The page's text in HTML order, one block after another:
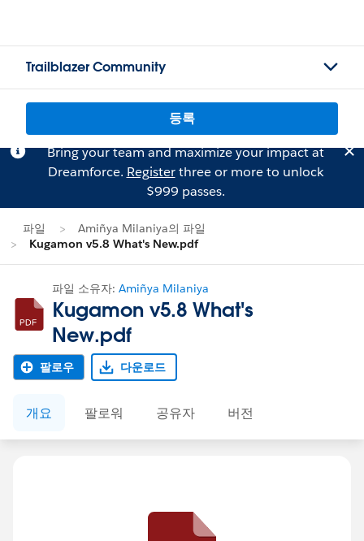
Trailblazer Community
등록
Bring your team and maximize your impact at
Dreamforce. Registerthree or more to unlock
$999 passes.
파일
Amiñya Milaniya의 파일
Kugamon v5.8 What's New.pdf
파일 소유자: Amiñya Milaniya
Kugamon v5.8 What's
New.pdf
팔로우 다운로드
개요 팔로워 공유자 버전